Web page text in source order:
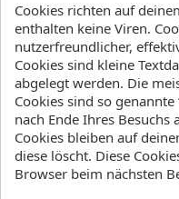
Menge
 IN
Dieses Produkt ist
Klicke hier um die
Cookies richten auf
enthalten keine Viren.
nutzerfreundlicher,
Cookies sind kleine
abgelegt werden. Die
Cookies sind so genannte
nach Ende Ihres
Cookies bleiben auf
diese löscht. Diese
Browser beim nächsten